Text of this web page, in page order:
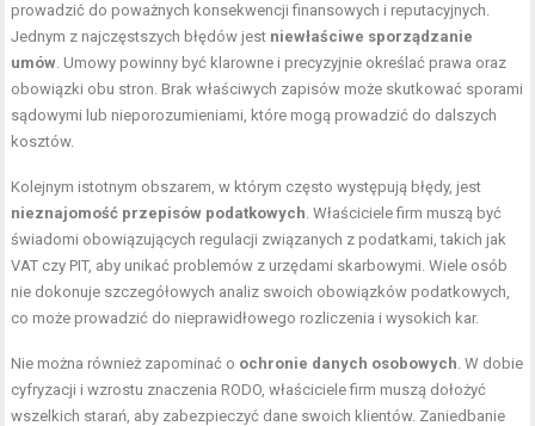
prowadzić do poważnych konsekwencji finansowych i reputacyjnych.
Jednym z najczęstszych błędów jest niewłaściwe sporządzanie
umów . Umowy powinny być klarowne i precyzyjnie określać prawa oraz
obowiązki obu stron. Brak właściwych zapisów może skutkować sporami
sądowymi lub nieporozumieniami, które mogą prowadzić do dalszych
kosztów.
Kolejnym istotnym obszarem, w którym często występują błędy, jest
nieznajomość przepisów podatkowych . Właściciele firm muszą być
świadomi obowiązujących regulacji związanych z podatkami, takich jak
VAT czy PIT, aby unikać problemów z urzędami skarbowymi. Wiele osób
nie dokonuje szczegółowych analiz swoich obowiązków podatkowych,
co może prowadzić do nieprawidłowego rozliczenia i wysokich kar.
Nie można również zapominać o ochronie danych osobowych . W dobie
cyfryzacji i wzrostu znaczenia RODO, właściciele firm muszą dołożyć
wszelkich starań, aby zabezpieczyć dane swoich klientów. Zaniedbanie